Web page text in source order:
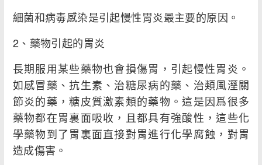
細菌和病毒感染是引起慢性胃炎最主要的原因。
2、藥物引起的胃炎
長期服用某些藥物也會損傷胃，引起慢性胃炎。
如感冒藥、抗生素、治糖尿病的藥、治類風溼關
節炎的藥，糖皮質激素類的藥物。這是因爲很多
藥物都在胃裏面吸收，且都具有強酸性，這些化
學藥物到了胃裏面直接對胃進行化學腐蝕，對胃
造成傷害。